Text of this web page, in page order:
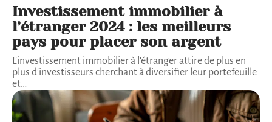
Investissement immobilier à
l’étranger 2024 : les meilleurs
pays pour placer son argent
L'investissement immobilier à l'étranger attire de plus en
plus d'investisseurs cherchant à diversifier leur portefeuille
et…